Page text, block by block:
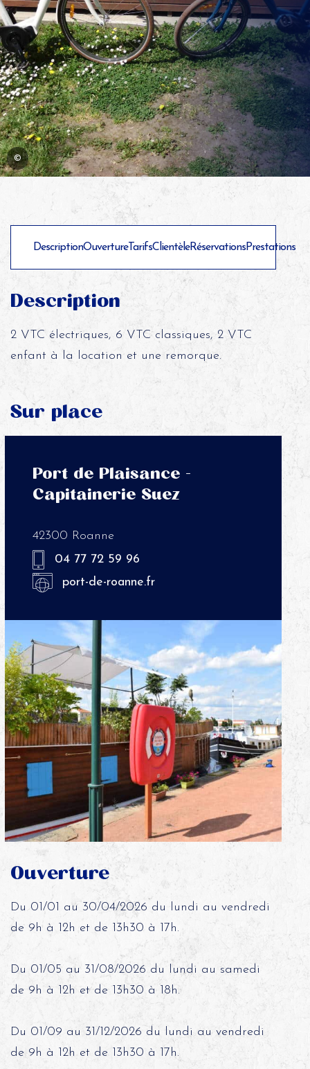
©
DescriptionOuvertureTarifsClientèleRéservationsPrestations
Description
2 VTC électriques, 6 VTC classiques, 2 VTC
enfant à la location et une remorque.
Sur place
Port de Plaisance -
Capitainerie Suez
42300 Roanne
04 77 72 59 96
port-de-roanne.fr
Ouverture
Du 01/01 au 30/04/2026 du lundi au vendredi
de 9h à 12h et de 13h30 à 17h.
Du 01/05 au 31/08/2026 du lundi au samedi
de 9h à 12h et de 13h30 à 18h.
Du 01/09 au 31/12/2026 du lundi au vendredi
de 9h à 12h et de 13h30 à 17h.